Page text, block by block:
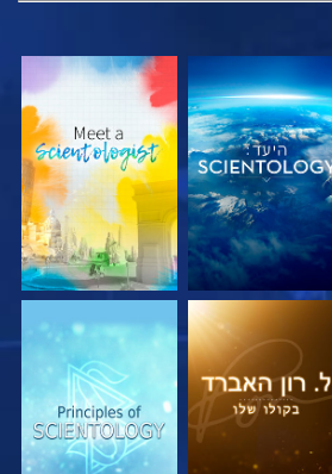
בדוק את הסדרה בדוק את הסדרה